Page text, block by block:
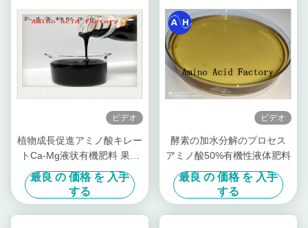
ビデオ
植物成長促進アミノ酸キレー
トCa-Mg液状有機肥料 果樹
専用
最良 の 価格 を 入手
する
ビデオ
酵素の加水分解のプロセス
アミノ酸50%有機性液体肥料
最良 の 価格 を 入手
する